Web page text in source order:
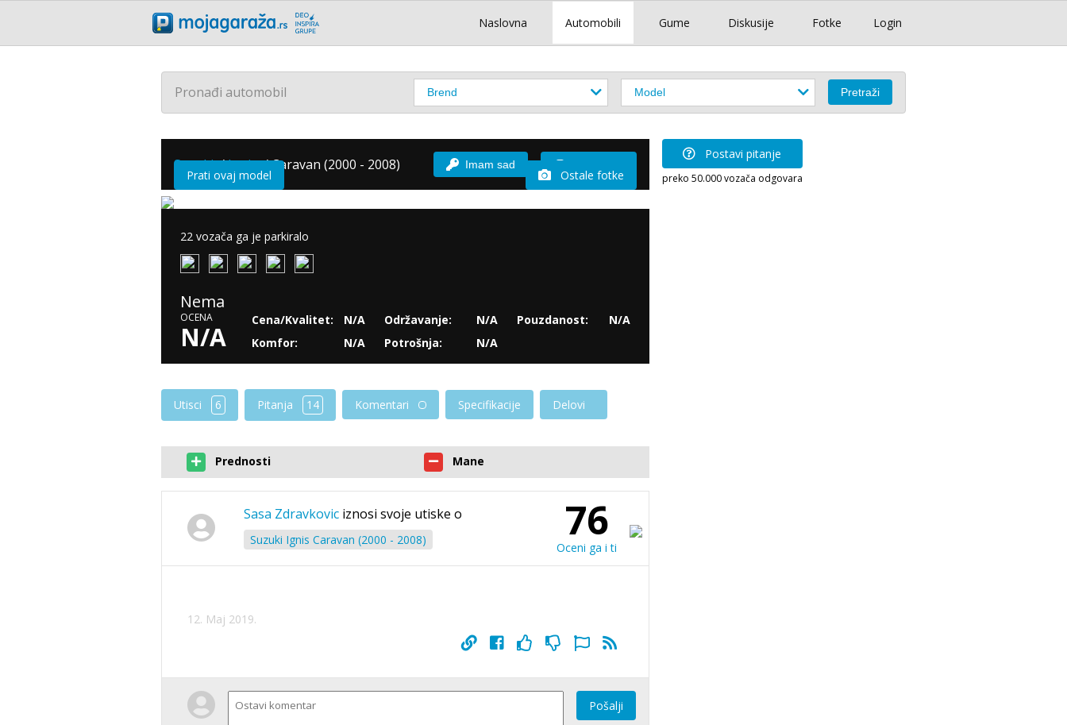
Login
Naslovna Automobili Gume Diskusije Fotke
Pronađi automobil
Suzuki /Ignis /Caravan (2000 - 2008) Imam sad
Prati ovaj model Ostale fotke
22 vozača ga je parkiralo
Nema
OCENA
N/A
Cena/Kvalitet:
N/A
Komfor:
N/A
Održavanje:
N/A
Potrošnja:
N/A
Pouzdanost: N/A
Utisci 6 Pitanja 14 Komentari Specifikacije Delovi
Prednosti Mane
Sasa Zdravkovic iznosi svoje utiske o
Suzuki Ignis Caravan (2000 - 2008) 76
Oceni ga i ti
12. Maj 2019.
Pošalji
Postavi pitanje
preko 50.000 vozača odgovara